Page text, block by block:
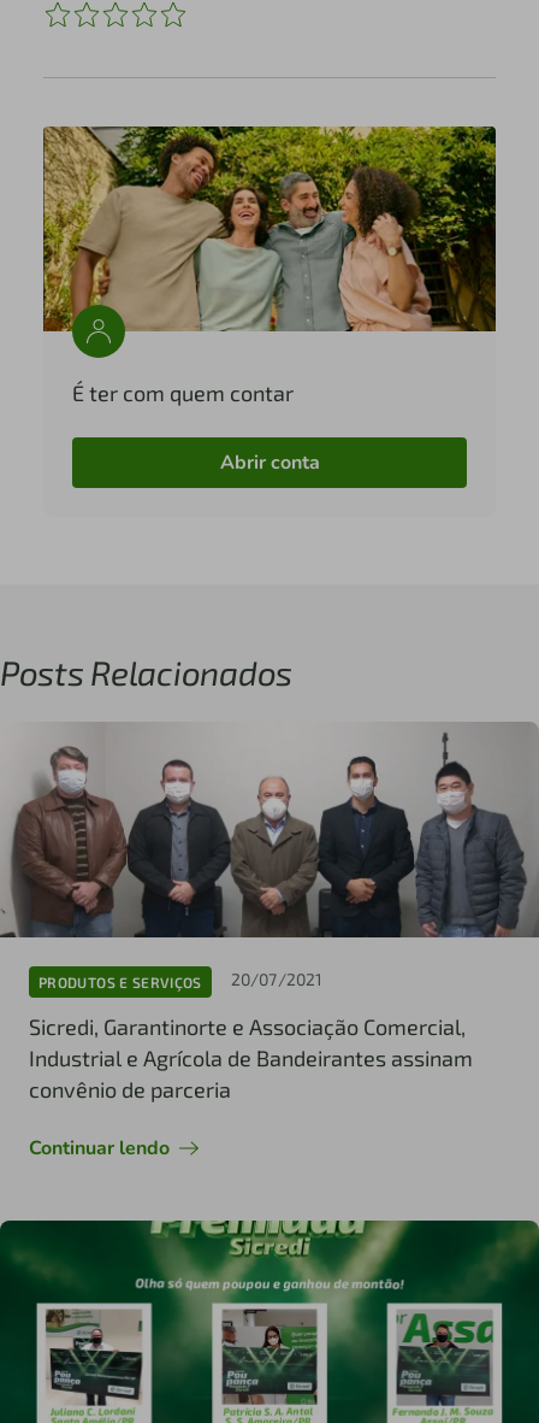
É ter com quem contar
Abrir conta
Posts Relacionados
PRODUTOS E SERVIÇOS 20/07/2021
Sicredi, Garantinorte e Associação Comercial,
Industrial e Agrícola de Bandeirantes assinam
convênio de parceria
Continuar lendo